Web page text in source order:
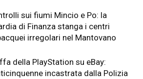
sui fiumi Mincio e Po: la
di Finanza stanga i centri
irregolari nel Mantovano
della PlayStation su eBay:
incastrata dalla Polizia